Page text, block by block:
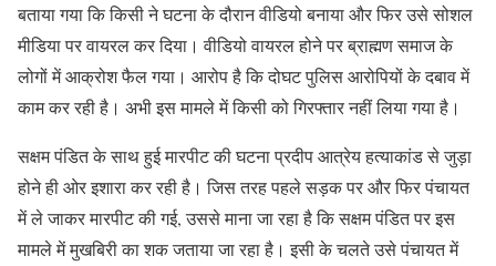
बताया गया कि किसी ने घटना के दौरान वीडियो बनाया और फिर उसे सोशल
मीडिया पर वायरल कर दिया। वीडियो वायरल होने पर ब्राह्मण समाज के
लोगों में आक्रोश फैल गया। आरोप है कि दोघट पुलिस आरोपियों के दबाव में
काम कर रही है। अभी इस मामले में किसी को गिरफ्तार नहीं लिया गया है।
सक्षम पंडित के साथ हुई मारपीट की घटना प्रदीप आत्रेय हत्याकांड से जुड़ा
होने ही ओर इशारा कर रही है। जिस तरह पहले सड़क पर और फिर पंचायत
में ले जाकर मारपीट की गई, उससे माना जा रहा है कि सक्षम पंडित पर इस
मामले में मुखबिरी का शक जताया जा रहा है। इसी के चलते उसे पंचायत में